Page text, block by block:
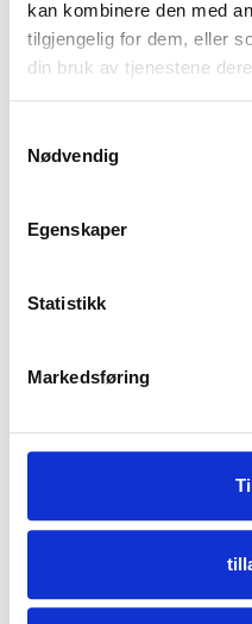
kan kombinere den med
tilgjengelig for dem, eller
din bruk av tjenestene
Nødvendig
Egenskaper
Statistikk
Markedsføring